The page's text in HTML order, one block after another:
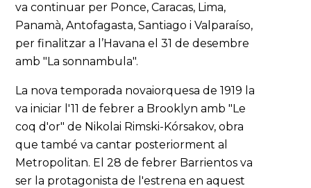
va continuar per Ponce, Caracas, Lima,
Panamà, Antofagasta, Santiago i Valparaíso,
per finalitzar a l’Havana el 31 de desembre
amb "La sonnambula".
La nova temporada novaiorquesa de 1919 la
va iniciar l'11 de febrer a Brooklyn amb "Le
coq d'or" de Nikolai Rimski-Kórsakov, obra
que també va cantar posteriorment al
Metropolitan. El 28 de febrer Barrientos va
ser la protagonista de l'estrena en aquest